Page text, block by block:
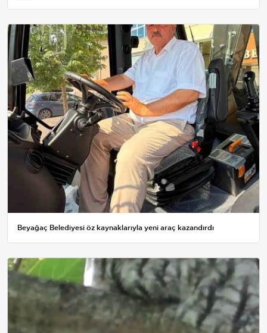
Beyağaç Belediyesi öz kaynaklarıyla yeni araç kazandırdı